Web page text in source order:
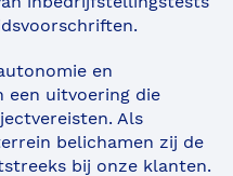
en
een uitvoering die
Als
belichamen zij de
bij onze klanten.